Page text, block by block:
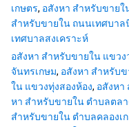
เกษตร, อสังหา สำหรับขายใ
สำหรับขายใน ถนนเทศบาล
เทศบาลสงเคราะห์
อสังหา สำหรับขายใน แขวง
จันทรเกษม, อสังหา สำหรับ
ใน แขวงทุ่งสองห้อง, อสังหา
หา สำหรับขายใน ตำบลตล
สำหรับขายใน ตำบลคลองเ